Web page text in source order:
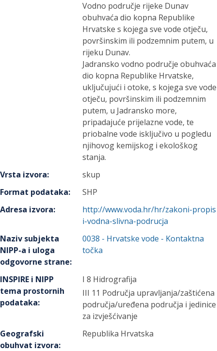
Vodno područje rijeke Dunav
obuhvaća dio kopna Republike
Hrvatske s kojega sve vode otječu,
površinskim ili podzemnim putem, u
rijeku Dunav.
Jadransko vodno područje obuhvaća
dio kopna Republike Hrvatske,
uključujući i otoke, s kojega sve vode
otječu, površinskim ili podzemnim
putem, u Jadransko more,
pripadajuće prijelazne vode, te
priobalne vode isključivo u pogledu
njihovog kemijskog i ekološkog
stanja.
Vrsta izvora:
skup
Format podataka:
SHP
Adresa izvora:
http://www.voda.hr/hr/zakoni-propis
i-vodna-slivna-podrucja
Naziv subjekta
NIPP-a i uloga
odgovorne strane:
0038 - Hrvatske vode - Kontaktna
točka
INSPIRE i NIPP
tema prostornih
podataka:
I 8 Hidrografija
III 11 Područja upravljanja/zaštićena
područja/uređena područja i jedinice
za izvješćivanje
Geografski
obuhvat izvora:
Republika Hrvatska